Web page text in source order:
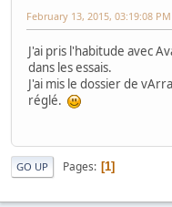
February 13, 2015, 03:19:08 PM
J'ai pris l'habitude avec
dans les essais.
J'ai mis le dossier de
réglé.
GO UP Pages 1